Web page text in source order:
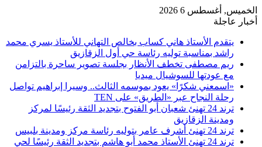
الخميس, أغسطس 6 2026
أخبار عاجلة
​يتقدم الأستاذ هاني كساب بخالص التهاني للأستاذ يسري محمد
راشد بمناسبة توليه رئاسة حي أول الزقازيق
ريم مصطفى تخطف الأنظار بجلسة تصوير ساحرة بالتزامن
مع عودتها للسوشيال ميديا
«اسمعني شكرًا» يعود بموسمه الثالث.. وسيرا إبراهيم تواصل
رحلة النجاح عبر «الطريق» على TEN
ترند 24 تهنئ شعبان أبو الفتوح بتجديد الثقة رئيسًا لمركز
ومدينة الزقازيق
ترند 24 تهنئ أشرف عامر بتوليه رئاسة مركز ومدينة بلبيس
ترند 24 تهنئ الأستاذ محمد أبو هاشم بتجديد الثقة رئيسًا لحي